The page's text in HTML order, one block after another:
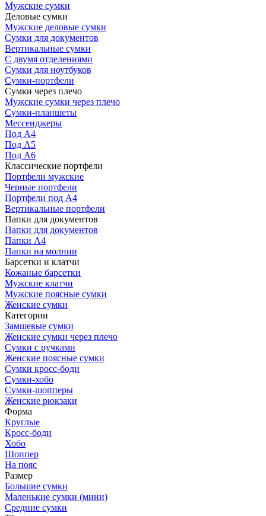
Мужские сумки
Деловые сумки
Мужские деловые сумки
Сумки для документов
Вертикальные сумки
С двумя отделениями
Сумки для ноутбуков
Сумки-портфели
Сумки через плечо
Мужские сумки через плечо
Сумки-планшеты
Мессенджеры
Под А4
Под А5
Под А6
Классические портфели
Портфели мужские
Черные портфели
Портфели под А4
Вертикальные портфели
Папки для документов
Папки для документов
Папки А4
Папки на молнии
Барсетки и клатчи
Кожаные барсетки
Мужские клатчи
Мужские поясные сумки
Женские сумки
Категории
Замшевые сумки
Женские сумки через плечо
Сумки с ручками
Женские поясные сумки
Сумки кросс-боди
Сумки-хобо
Сумки-шопперы
Женские рюкзаки
Форма
Круглые
Кросс-боди
Хобо
Шоппер
На пояс
Размер
Большие сумки
Маленькие сумки (мини)
Средние сумки